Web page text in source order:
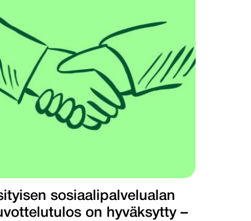
sosiaalipalvelualan
on hyväksytty –